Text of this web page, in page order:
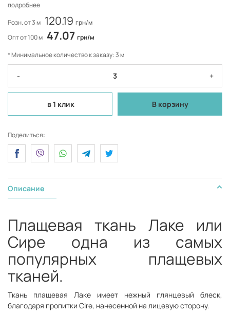
подробнее
Розн. от 3 м 120.19 грн/м
Опт от 100 м 47.07 грн/м
* Минимальное количество к заказу: 3 м
- +
в 1 клик В корзину
Поделиться:
Описание
Плащевая ткань Лаке или
Сире одна из самых
популярных плащевых
тканей.
Ткань плащевая Лаке имеет нежный глянцевый блеск,
благодаря пропитки Cire, нанесенной на лицевую сторону.